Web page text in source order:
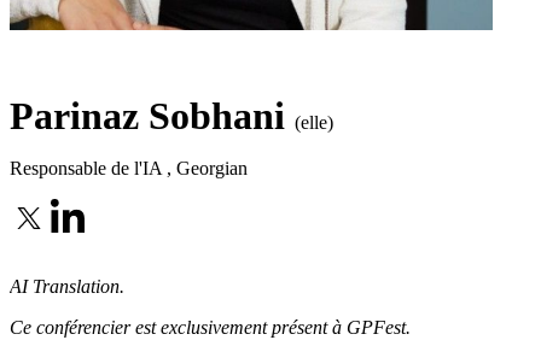
Parinaz Sobhani (elle)
Responsable de l'IA , Georgian
AI Translation.
Ce conférencier est exclusivement présent à GPFest.